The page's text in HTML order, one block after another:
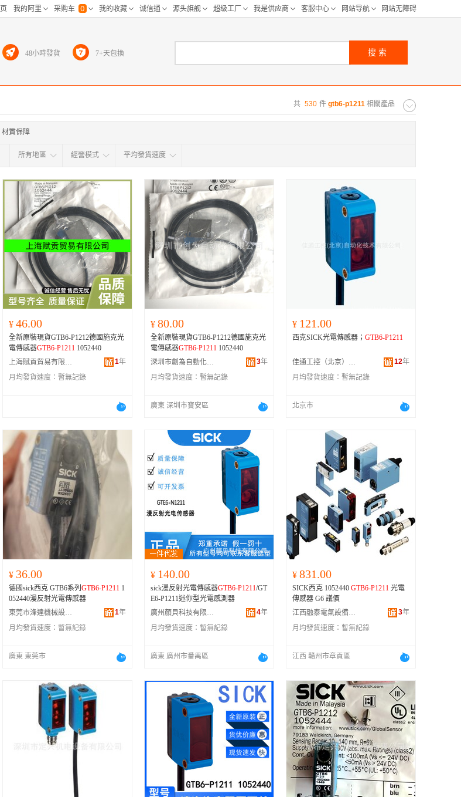
共 530 件 gtb6-p1211 相關產品
材質保障
所有地區
所有地区 采购距离:
江浙沪 华东区 华南区 华中区 华北区
海外 北京 天津 重庆
广东 浙江 山东 河北
河南 福建 辽宁 安徽 广西
山西 海南 内蒙古 吉林 黑龙江
青海 四川
贵州 西藏 澳门 台湾
經營模式 平均發貨速度
¥ 46.00
全新原裝現貨GTB6-P1212德國施克光
電傳感器GTB6-P1211 1052440
上海賦貢貿易有限公司
1年
月均發貨速度： 暫無記錄
¥ 80.00
全新原裝現貨GTB6-P1212德國施克光
電傳感器GTB6-P1211 1052440
深圳市創為自動化有限公司
3年
月均發貨速度： 暫無記錄
廣東 深圳市寶安區
¥ 121.00
西克SICK光電傳感器； GTB6-P1211
佳通工控（北京）自動化技術有限公司 12年
月均發貨速度： 暫無記錄
北京市
¥ 36.00
德國sick西克 GTB6系列 GTB6-P1211 1
052440漫反射光電傳感器
東莞市浲達機械設備有限公司
1年
月均發貨速度： 暫無記錄
廣東 東莞市
¥ 140.00
sick漫反射光電傳感器GTB6-P1211/GT
E6-P1211迷你型光電感測器
廣州顏貝科技有限公司
4年
月均發貨速度： 暫無記錄
廣東 廣州市番禺區
¥ 831.00
SICK西克 1052440 GTB6-P1211
傳感器 G6 議價
江西融泰電氣設備有限公司
3年
月均發貨速度： 暫無記錄
江西 贛州市章貢區
48小時發貨 7+天包換 搜索